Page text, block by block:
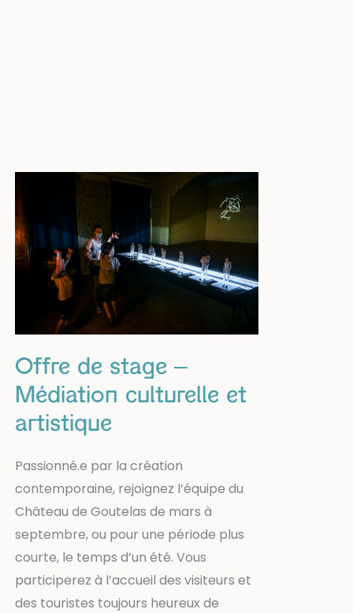
Offre de stage –
Médiation culturelle et
artistique
Passionné.e par la création
contemporaine, rejoignez l’équipe du
Château de Goutelas de mars à
septembre, ou pour une période plus
courte, le temps d’un été. Vous
participerez à l’accueil des visiteurs et
des touristes toujours heureux de